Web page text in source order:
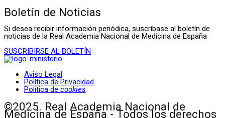
Boletín de Noticias
Si desea recibir información periódica, suscríbase al boletín de
noticias de la Real Academia Nacional de Medicina de España
SUSCRIBIRSE AL BOLETÍN
Aviso Legal
Política de Privacidad
Política de cookies
©2025. Real Academia Nacional de
Medicina de España - Todos los derechos